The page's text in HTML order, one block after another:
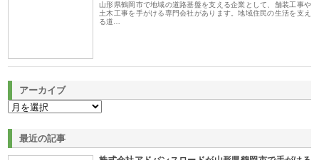
山形県鶴岡市で地域の道路基盤を支える企業として、舗装工事や
土木工事を手がける専門会社があります。地域住民の生活を支え
る道…
アーカイブ
最近の記事